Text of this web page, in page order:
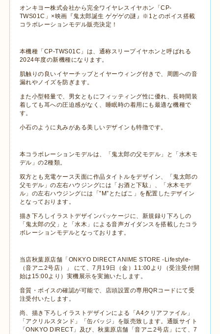
オンキヨー株式会社から完全ワイヤレスイヤホン「CP-
TWS01C」×映画『鬼太郎誕生 ゲゲゲの謎』※1とのボイス搭載
コラボレーションモデル販売決定！
本機種「CP-TWS01C」は、通称スリープイヤホンと呼ばれる
2024年度の新機種になります。
肌触りの良いイヤーチップとイヤーウィング付きで、周囲への音
漏れやノイズを防ぎます。
また小型軽量で、男女ともにフィッティング性に優れ、長時間装
着しても耳への圧迫感がなく、睡眠時の着用にも最適な機種で
す。
小石のように丸みがある美しいデザインも特徴です。
本コラボレーションモデルは、「鬼太郎の父モデル」と「水木モ
デル」の2種類。
双方とも充電ケース天面に作品タイトルをデザイン、「鬼太郎の
父モデル」の左右ハウジングには「お酒と下駄」、「水木モデ
ル」の左右ハウジングには「‟M”とたばこ」を配置したデザイン
となっております。
描き下ろしイラストデザインパッケージに、新規録り下ろしの
「鬼太郎の父」と「水木」による音声ガイダンスを搭載したコラ
ボレーションモデルとなっております。
当店秋葉原店舗「ONKYO DIRECT ANIME STORE -Lifestyle-
（音アニ2号店）」 にて、7月19日（金）11:00より（受注受付開
始は15:00より）実機展示を実施いたします。
音質・ボイスの確認が可能で、店頭設置の専用QRコードにて受
注受付いたします。
尚、描き下ろしイラストデザインによる「A4クリアファイル」
「アクリルスタンド」「缶バッジ」を販売致します。通販サイト
「ONKYO DIRECT」及び、秋葉原店舗「音アニ2号店」にて、7